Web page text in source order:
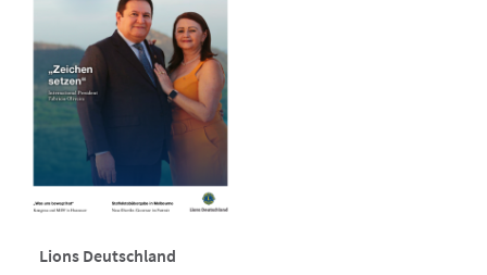
Lions Deutschland